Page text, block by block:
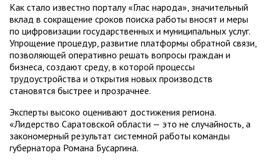
Как стало известно порталу «Глас народа», значительный
вклад в сокращение сроков поиска работы вносят и меры
по цифровизации государственных и муниципальных услуг.
Упрощение процедур, развитие платформы обратной связи,
позволяющей оперативно решать вопросы граждан и
бизнеса, создают среду, в которой процессы
трудоустройства и открытия новых производств
становятся быстрее и прозрачнее.
Эксперты высоко оценивают достижения региона.
«Лидерство Саратовской области — это не случайность, а
закономерный результат системной работы команды
губернатора Романа Бусаргина.